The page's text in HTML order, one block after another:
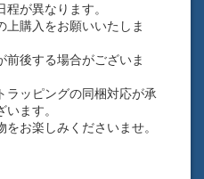
が異なります。
上購入をお願いいたしま
前後する場合がございま
ラッピングの同梱対応が承
ます。
をお楽しみくださいませ。